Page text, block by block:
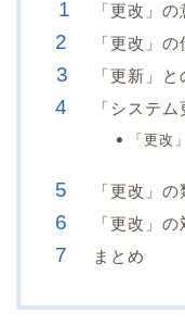
「更改」の
「更改」
「更新」
「システ
「更改
「更改」
「更改」
まとめ